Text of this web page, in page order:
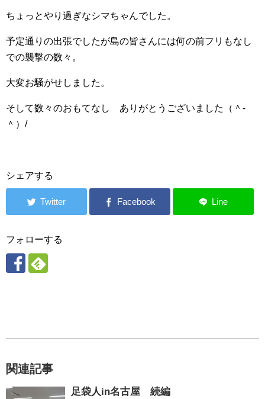
ちょっとやり過ぎなシマちゃんでした。
予定通りの出張でしたが島の皆さんには何の前フリもなし
での襲撃の数々。
大変お騒がせしました。
そして数々のおもてなし ありがとうございました（＾‐
＾）/
シェアする
フォローする
関連記事
足袋人in名古屋 続編